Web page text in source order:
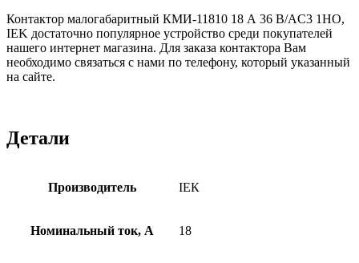
Контактор малогабаритный КМИ-11810 18 А 36 В/AC3 1НО,
IEK достаточно популярное устройство среди покупателей
нашего интернет магазина. Для заказа контактора Вам
необходимо связаться с нами по телефону, который указанный
на сайте.
Детали
Производитель ІЕК
Номинальный ток, А 18